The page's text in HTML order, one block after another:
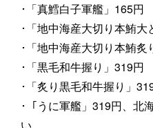
･「真鱈白子軍艦」165円
･「地中海産大切り本鮪大
･「地中海産大切り本鮪炙
･「黒毛和牛握り」319円
･「炙り黒毛和牛握り」
･「うに軍艦」319円、北
い